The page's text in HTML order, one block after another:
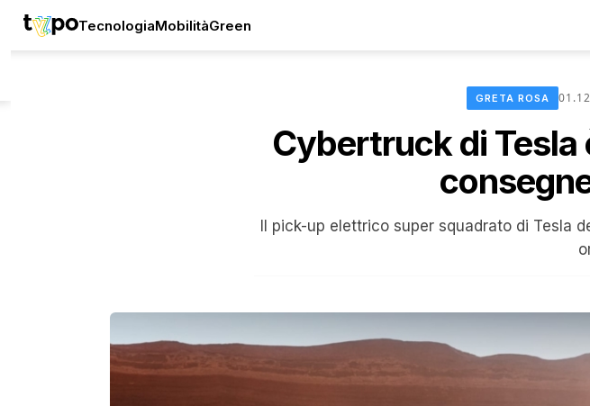
TecnologiaMobilitàGreen
GRETA ROSA
Cybertruck di Tesla
Il pick-up elettrico super squadrato di Tesla